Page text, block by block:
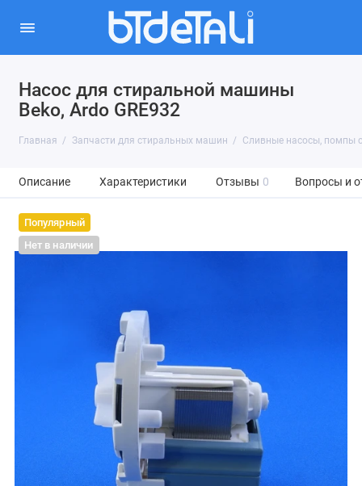
Насос для стиральной машины
Beko, Ardo GRE932
Главная Запчасти для стиральных машин Сливные насосы, помпы
Описание Характеристики Отзывы 0 Вопросы и
Популярный
Нет в наличии